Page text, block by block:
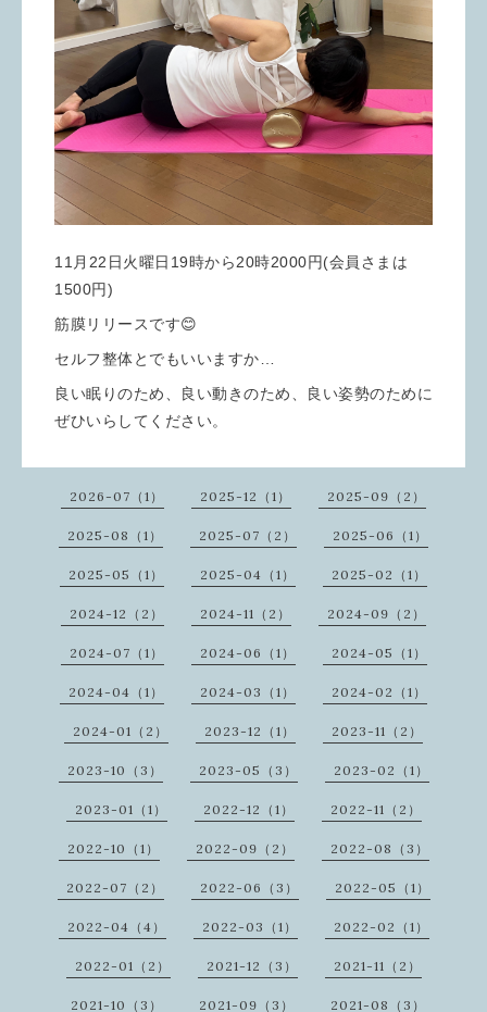
11月22日火曜日19時から20時2000円(会員さまは
1500円)
筋膜リリースです😊
セルフ整体とでもいいますか…
良い眠りのため、良い動きのため、良い姿勢のために
ぜひいらしてください。
2026-07（1） 2025-12（1） 2025-09（2）
2025-08（1） 2025-07（2） 2025-06（1）
2025-05（1） 2025-04（1） 2025-02（1）
2024-12（2） 2024-11（2） 2024-09（2）
2024-07（1） 2024-06（1） 2024-05（1）
2024-04（1） 2024-03（1） 2024-02（1）
2024-01（2） 2023-12（1） 2023-11（2）
2023-10（3） 2023-05（3） 2023-02（1）
2023-01（1） 2022-12（1） 2022-11（2）
2022-10（1） 2022-09（2） 2022-08（3）
2022-07（2） 2022-06（3） 2022-05（1）
2022-04（4） 2022-03（1） 2022-02（1）
2022-01（2） 2021-12（3） 2021-11（2）
2021-10（3） 2021-09（3） 2021-08（3）